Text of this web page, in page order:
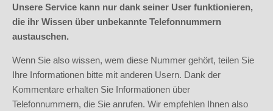
Unsere Service kann nur dank seiner User funktionieren,
die ihr Wissen über unbekannte Telefonnummern
austauschen.
Wenn Sie also wissen, wem diese Nummer gehört, teilen Sie
Ihre Informationen bitte mit anderen Usern. Dank der
Kommentare erhalten Sie Informationen über
Telefonnummern, die Sie anrufen. Wir empfehlen Ihnen also